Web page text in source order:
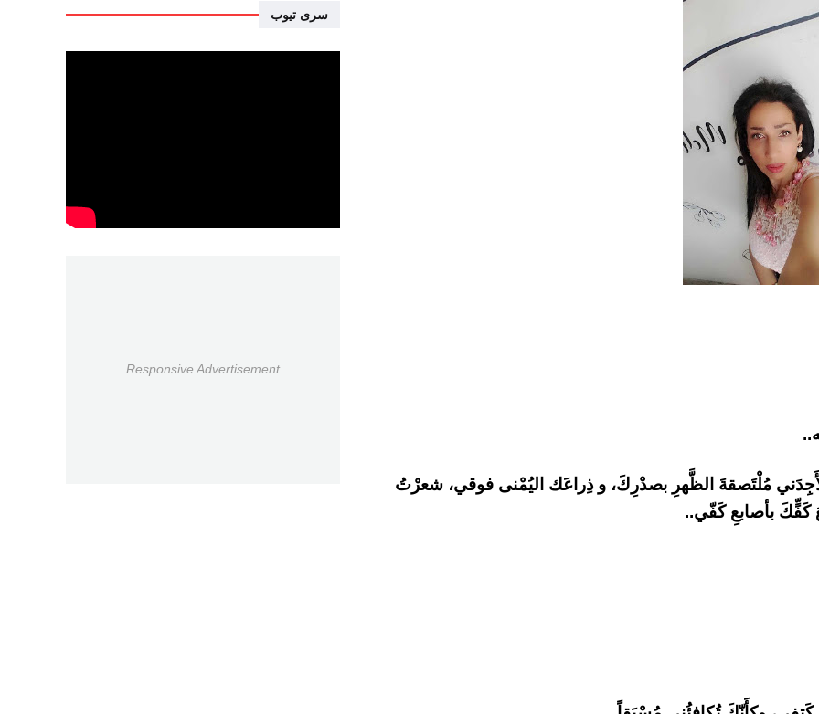
مُلْتَصقةَ الظَّهرِ بصدْرِكَ، و ذِراعَك اليُمْنى فوقي، شعرْتُ
كَفٍّكَ بأصابعِ كَفّي..
سرى تيوب
Responsive Advertisement